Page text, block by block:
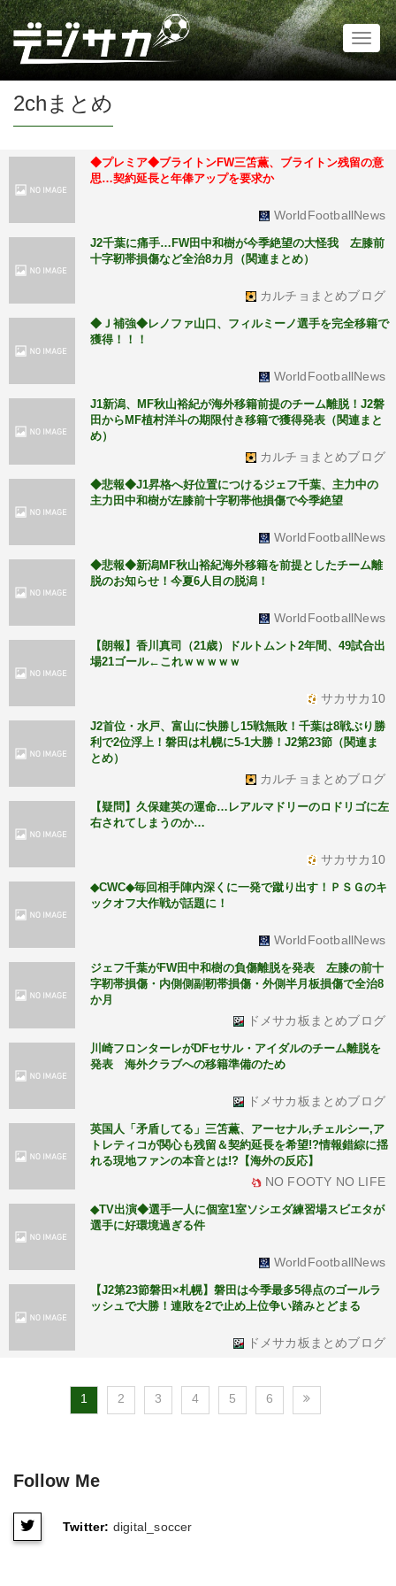
2chまとめ
◆プレミア◆ブライトンFW三笘薫、ブライトン残留の意
思…契約延長と年俸アップを要求か
WorldFootballNews
J2千葉に痛手…FW田中和樹が今季絶望の大怪我 左膝前
十字靭帯損傷など全治8カ月（関連まとめ）
カルチョまとめブログ
◆Ｊ補強◆レノファ山口、フィルミーノ選手を完全移籍で
獲得！！！
WorldFootballNews
J1新潟、MF秋山裕紀が海外移籍前提のチーム離脱！J2磐
田からMF植村洋斗の期限付き移籍で獲得発表（関連まと
め）
カルチョまとめブログ
◆悲報◆J1昇格へ好位置につけるジェフ千葉、主力中の
主力田中和樹が左膝前十字靭帯他損傷で今季絶望
WorldFootballNews
◆悲報◆新潟MF秋山裕紀海外移籍を前提としたチーム離
脱のお知らせ！今夏6人目の脱潟！
WorldFootballNews
【朗報】香川真司（21歳）ドルトムント2年間、49試合出
場21ゴール←これｗｗｗｗｗ
サカサカ10
J2首位・水戸、富山に快勝し15戦無敗！千葉は8戦ぶり勝
利で2位浮上！磐田は札幌に5-1大勝！J2第23節（関連ま
とめ）
カルチョまとめブログ
【疑問】久保建英の運命…レアルマドリーのロドリゴに左
右されてしまうのか…
サカサカ10
◆CWC◆毎回相手陣内深くに一発で蹴り出す！ＰＳＧのキ
ックオフ大作戦が話題に！
WorldFootballNews
ジェフ千葉がFW田中和樹の負傷離脱を発表 左膝の前十
字靭帯損傷・内側側副靭帯損傷・外側半月板損傷で全治8
か月
ドメサカ板まとめブログ
川崎フロンターレがDFセサル・アイダルのチーム離脱を
発表 海外クラブへの移籍準備のため
ドメサカ板まとめブログ
英国人「矛盾してる」三笘薫、アーセナル,チェルシー,ア
トレティコが関心も残留＆契約延長を希望!?情報錯綜に揺
れる現地ファンの本音とは!?【海外の反応】
NO FOOTY NO LIFE
◆TV出演◆選手一人に個室1室ソシエダ練習場スビエタが
選手に好環境過ぎる件
WorldFootballNews
【J2第23節磐田×札幌】磐田は今季最多5得点のゴールラ
ッシュで大勝！連敗を2で止め上位争い踏みとどまる
ドメサカ板まとめブログ
1 2 3 4 5 6
Follow Me
Twitter: digital_soccer